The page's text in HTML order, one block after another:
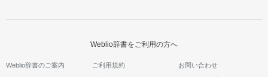
Weblio辞書をご利用の方へ
Weblio辞書のご案内 ご利用規約 お問い合わせ